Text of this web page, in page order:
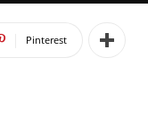
Pinterest